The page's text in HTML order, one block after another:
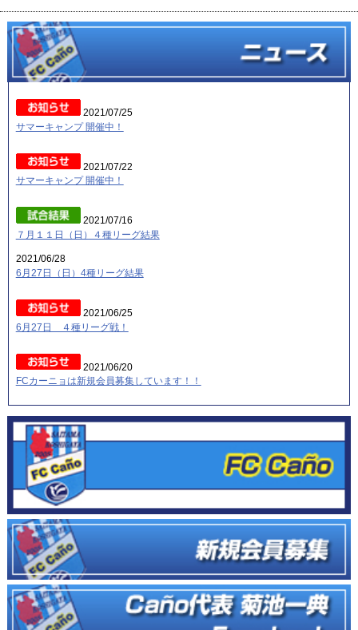
2021/07/25
サマーキャンプ 開催中！
2021/07/22
サマーキャンプ 開催中！
2021/07/16
７月１１日（日）４種リーグ結果
2021/06/28
6月27日（日）4種リーグ結果
2021/06/25
6月27日 ４種リーグ戦！
2021/06/20
FCカーニョは新規会員募集しています！！